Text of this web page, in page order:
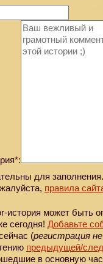
для заполнения.
правила
история может быть
сегодня! Добавьте
(регистрация
предыдущей/
в основную